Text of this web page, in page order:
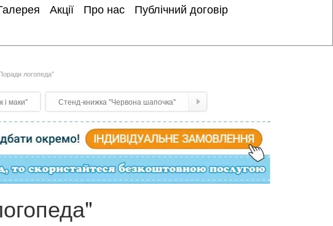
Акції Про нас
Публічний договір
логопеда"
і маки" Стенд-книжка "Червона шапочка"